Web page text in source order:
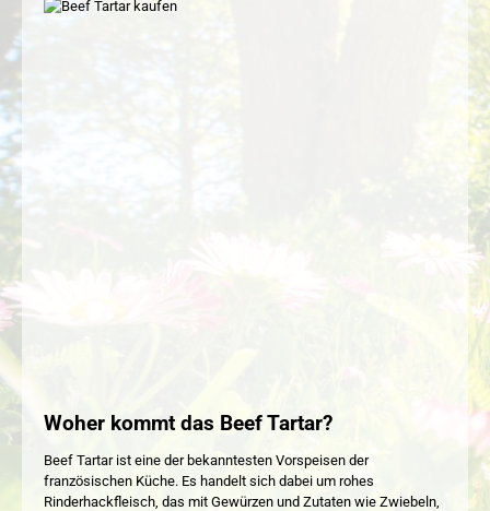
Woher kommt das Beef Tartar?
Beef Tartar ist eine der bekanntesten Vorspeisen der
französischen Küche. Es handelt sich dabei um rohes
Rinderhackfleisch, das mit Gewürzen und Zutaten wie Zwiebeln,